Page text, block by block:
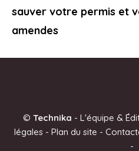
sauver votre permis et
amendes
© Technika - L'équipe &
légales- Plan du site -
-